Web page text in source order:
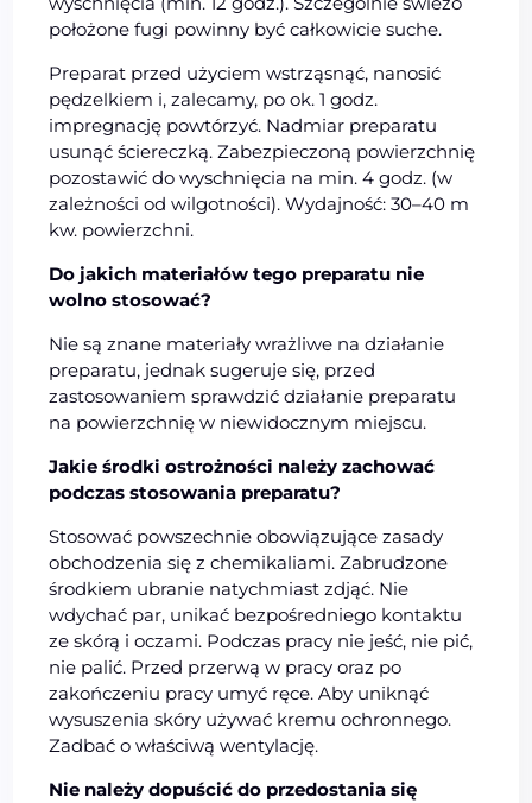
położone fugi powinny być całkowicie suche.
Preparat przed użyciem wstrząsnąć, nanosić
pędzelkiem i, zalecamy, po ok. 1 godz.
impregnację powtórzyć. Nadmiar preparatu
usunąć ściereczką. Zabezpieczoną powierzchnię
pozostawić do wyschnięcia na min. 4 godz. (w
zależności od wilgotności). Wydajność: 30–40 m
kw. powierzchni.
Do jakich materiałów tego preparatu nie
wolno stosować?
Nie są znane materiały wrażliwe na działanie
preparatu, jednak sugeruje się, przed
zastosowaniem sprawdzić działanie preparatu
na powierzchnię w niewidocznym miejscu.
Jakie środki ostrożności należy zachować
podczas stosowania preparatu?
Stosować powszechnie obowiązujące zasady
obchodzenia się z chemikaliami. Zabrudzone
środkiem ubranie natychmiast zdjąć. Nie
wdychać par, unikać bezpośredniego kontaktu
ze skórą i oczami. Podczas pracy nie jeść, nie pić,
nie palić. Przed przerwą w pracy oraz po
zakończeniu pracy umyć ręce. Aby uniknąć
wysuszenia skóry używać kremu ochronnego.
Zadbać o właściwą wentylację.
Nie należy dopuścić do przedostania się